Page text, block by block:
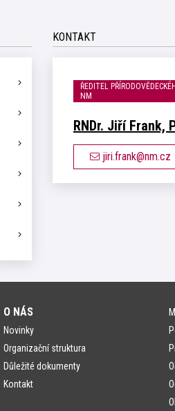
KONTAKT
ŘEDITEL
NM
RNDr. Jiří Frank,
jiri.frank@nm.cz
O NÁS
Novinky
Organizační struktura
Důležité dokumenty
Kontakt